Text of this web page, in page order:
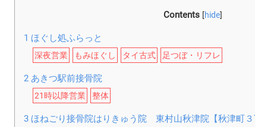
Contents [hide]
1 ほぐし処ふらっと
深夜営業 もみほぐし タイ古式 足つぼ・リフレ
2あきつ駅前接骨院
21時以降営業 整体
3ほねごり接骨院はりきゅう院 東村山秋津院【秋津町３